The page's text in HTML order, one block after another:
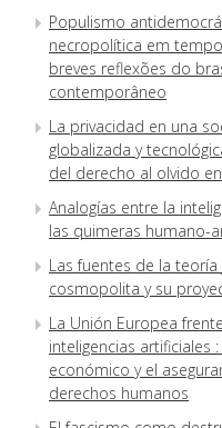
Populismo
necropolítica em
breves reflexões do
contemporâneo
La privacidad en una
globalizada y
del derecho al olvido
Analogías entre la
las quimeras humano-
Las fuentes de la teoría
cosmopolita y su
La Unión Europea
inteligencias artificiales
económico y el
derechos humanos